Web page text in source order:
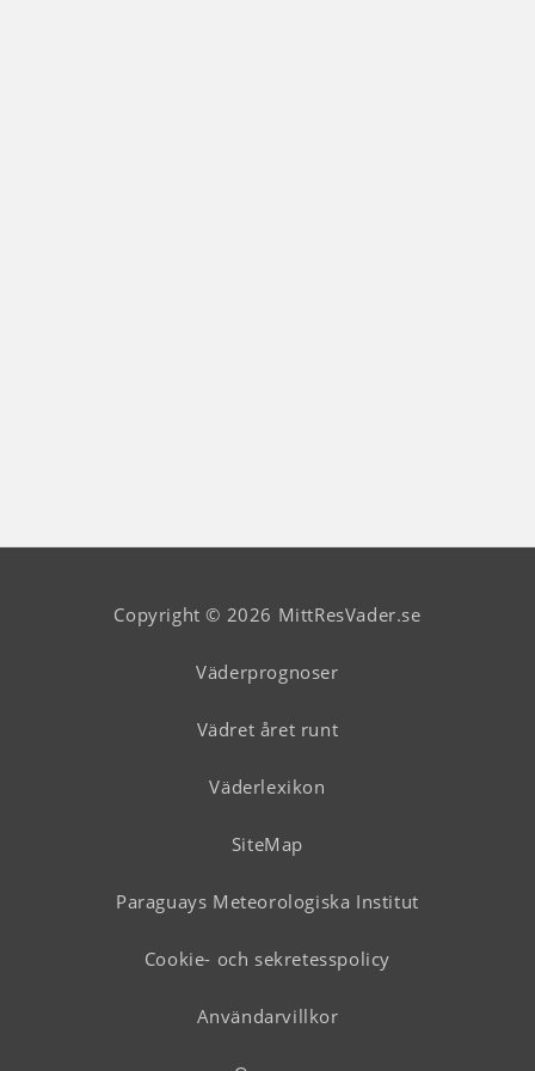
Copyright © 2026 MittResVader.se
Väderprognoser
Vädret året runt
Väderlexikon
SiteMap
Paraguays Meteorologiska Institut
Cookie- och sekretesspolicy
Användarvillkor